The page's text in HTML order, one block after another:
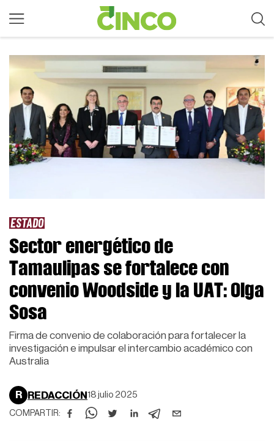
ESTADO
Sector energético de
Tamaulipas se fortalece con
convenio Woodside y la UAT: Olga
Sosa
Firma de convenio de colaboración para fortalecer la
investigación e impulsar el intercambio académico con
Australia
R REDACCIÓN 18 julio 2025
COMPARTIR: